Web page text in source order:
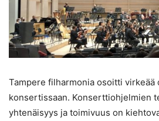
Tampere filharmonia osoitti
konsertissaan. Konserttiohjelmien
yhtenäisyys ja toimivuus on